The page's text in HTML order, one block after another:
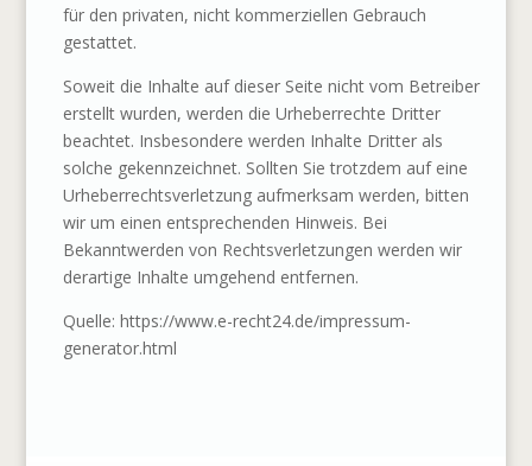
für den privaten, nicht kommerziellen Gebrauch
gestattet.
Soweit die Inhalte auf dieser Seite nicht vom Betreiber
erstellt wurden, werden die Urheberrechte Dritter
beachtet. Insbesondere werden Inhalte Dritter als
solche gekennzeichnet. Sollten Sie trotzdem auf eine
Urheberrechtsverletzung aufmerksam werden, bitten
wir um einen entsprechenden Hinweis. Bei
Bekanntwerden von Rechtsverletzungen werden wir
derartige Inhalte umgehend entfernen.
Quelle: https://www.e-recht24.de/impressum-
generator.html